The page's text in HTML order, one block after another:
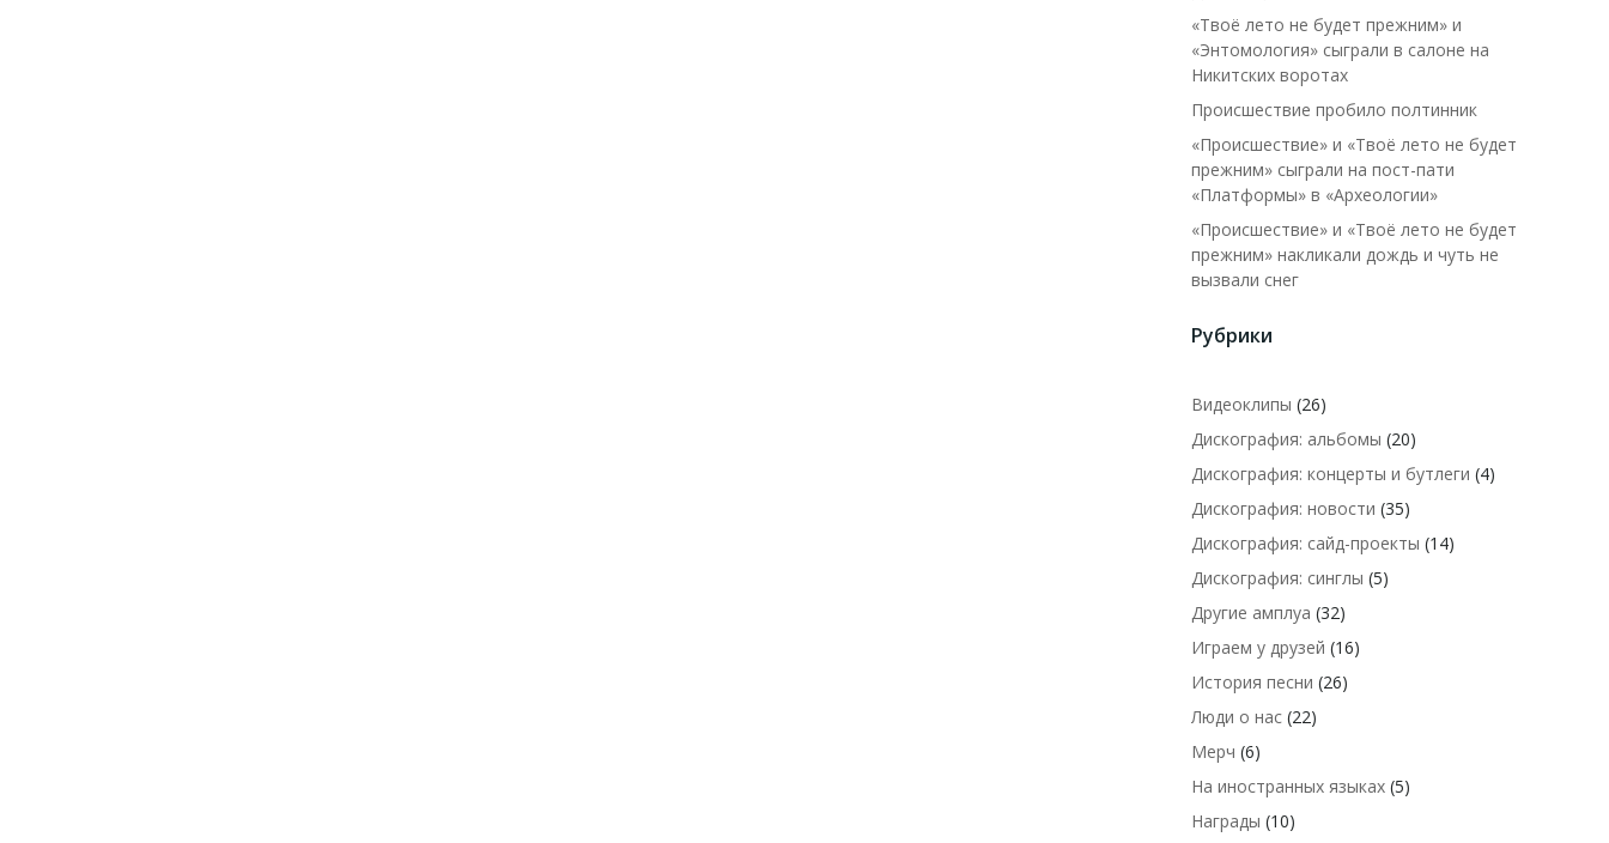
«Твоё лето не будет прежним» и
«Энтомология» сыграли в салоне на
Никитских воротах
Происшествие пробило полтинник
«Происшествие» и «Твоё лето не будет
прежним» сыграли на пост-пати
«Платформы» в «Археологии»
«Происшествие» и «Твоё лето не будет
прежним» накликали дождь и чуть не
вызвали снег
Рубрики
Видеоклипы (26)
Дискография: альбомы (20)
Дискография: концерты и бутлеги (4)
Дискография: новости (35)
Дискография: сайд-проекты (14)
Дискография: синглы (5)
Другие амплуа (32)
Играем у друзей (16)
История песни (26)
Люди о нас (22)
Мерч (6)
На иностранных языках (5)
Награды (10)